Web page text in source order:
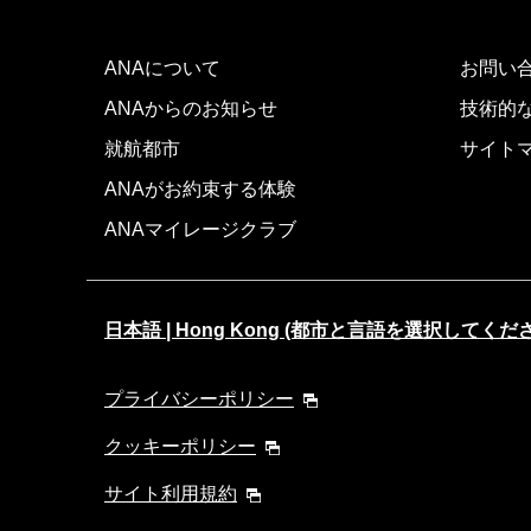
ANAについて
ANAからのお知らせ
就航都市
ANAがお約束する体験
ANAマイレージクラブ
お問い
技術的
サイト
日本語 | Hong Kong (都市と言語を選択してくだ
プライバシーポリシー
クッキーポリシー
サイト利用規約